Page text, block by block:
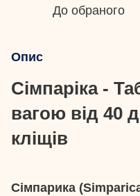
До обраного
Опис
Сімпаріка -
вагою від 40
кліщів
Сімпарика